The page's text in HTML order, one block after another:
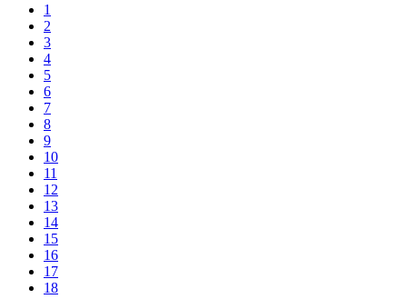
1
2
3
4
5
6
7
8
9
10
11
12
13
14
15
16
17
18